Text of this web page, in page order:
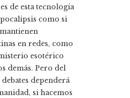
de esta tecnología
como si
en redes, como
esotérico
demás. Pero del
dependerá
si hacemos